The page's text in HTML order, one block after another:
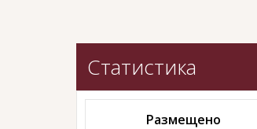
Статистика
Размещено